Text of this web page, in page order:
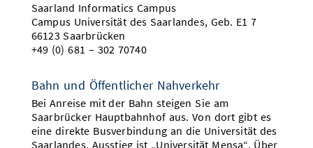
Saarland Informatics Campus
Campus Universität des Saarlandes, Geb. E1 7
66123 Saarbrücken
+49 (0) 681 – 302 70740
Bahn und Öffentlicher Nahverkehr
Bei Anreise mit der Bahn steigen Sie am
Saarbrücker Hauptbahnhof aus. Von dort gibt es
eine direkte Busverbindung an die Universität des
Saarlandes. Ausstieg ist „Universität Mensa“. Über